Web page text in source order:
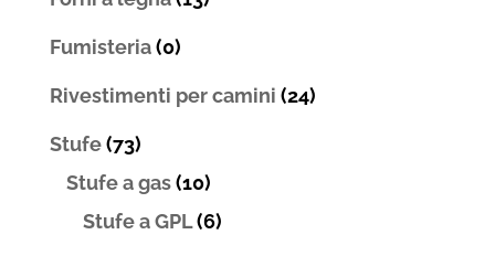
Fumisteria (0)
Rivestimenti per camini (24)
Stufe (73)
Stufe a gas (10)
Stufe a GPL (6)